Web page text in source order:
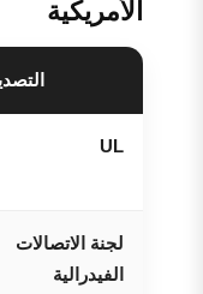
الأمريكية
UL
لجنة الاتصالات
الفيدرالية